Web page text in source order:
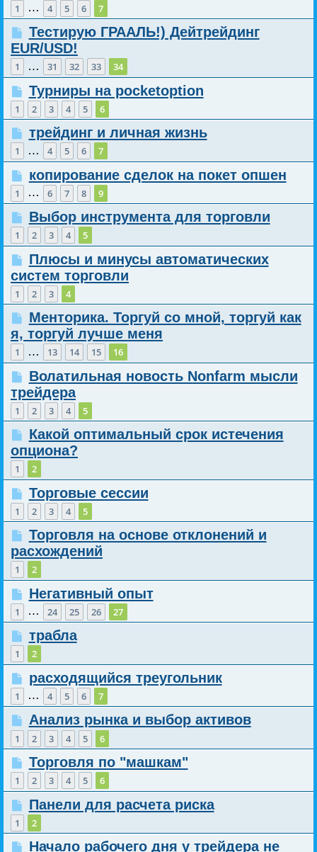
1 … 4 5 6 7
Тестирую ГРААЛЬ!) Дейтрейдинг
EUR/USD!
1 … 31 32 33 34
Турниры на pocketoption
1 2 3 4 5 6
трейдинг и личная жизнь
1 … 4 5 6 7
копирование сделок на покет опшен
1 … 6 7 8 9
Выбор инструмента для торговли
1 2 3 4 5
Плюсы и минусы автоматических
систем торговли
1 2 3 4
Менторика. Торгуй со мной, торгуй как
я, торгуй лучше меня
1 … 13 14 15 16
Волатильная новость Nonfarm мысли
трейдера
1 2 3 4 5
Какой оптимальный срок истечения
опциона?
1 2
Торговые сессии
1 2 3 4 5
Торговля на основе отклонений и
расхождений
1 2
Негативный опыт
1 … 24 25 26 27
трабла
1 2
расходящийся треугольник
1 … 4 5 6 7
Анализ рынка и выбор активов
1 2 3 4 5 6
Торговля по "машкам"
1 2 3 4 5 6
Панели для расчета риска
1 2
Начало рабочего дня у трейдера не